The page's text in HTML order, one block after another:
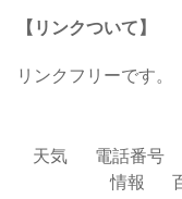
【リンクついて】
リンクフリーです。
天気 電話番号
情報